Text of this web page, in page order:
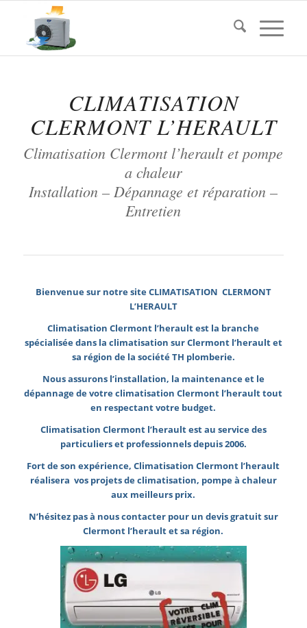
CLIMATISATION
CLERMONT L’HERAULT
Climatisation Clermont l’herault et pompe
a chaleur
Installation – Dépannage et réparation –
Entretien
Bienvenue sur notre site CLIMATISATION CLERMONT
L’HERAULT
Climatisation Clermont l’herault est la branche
spécialisée dans la climatisation sur Clermont l’herault et
sa région de la société TH plomberie.
Nous assurons l’installation, la maintenance et le
dépannage de votre climatisation Clermont l’herault tout
en respectant votre budget.
Climatisation Clermont l’heraultest au service des
particuliers et professionnels depuis 2006.
Fort de son expérience, Climatisation Clermont l’herault
réalisera vos projets de climatisation, pompe à chaleur
aux meilleurs prix.
N’hésitez pas à nous contacter pour un devis gratuit sur
Clermont l’herault etsa région.